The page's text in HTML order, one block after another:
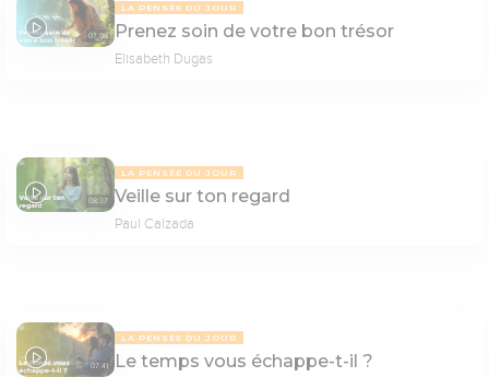
07:08
LA PENSÉE DU JOUR
Prenez soin de votre bon trésor
Elisabeth Dugas
08:37
LA PENSÉE DU JOUR
Veille sur ton regard
Paul Calzada
07:41
LA PENSÉE DU JOUR
Le temps vous échappe-t-il ?